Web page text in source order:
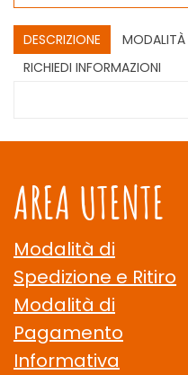
DESCRIZIONE
MODALITÀ
RICHIEDI INFORMAZIONI
AREA UTENTE
Modalità di
Spedizione e Ritiro
Modalità di
Pagamento
Informativa